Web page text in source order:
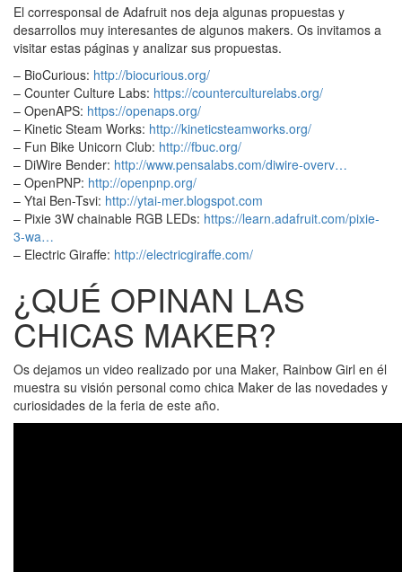
El corresponsal de Adafruit nos deja algunas propuestas y
desarrollos muy interesantes de algunos makers. Os invitamos a
visitar estas páginas y analizar sus propuestas.
– BioCurious: http://biocurious.org/
– Counter Culture Labs: https://counterculturelabs.org/
– OpenAPS: https://openaps.org/
– Kinetic Steam Works: http://kineticsteamworks.org/
– Fun Bike Unicorn Club: http://fbuc.org/
– DiWire Bender: http://www.pensalabs.com/diwire-overv…
– OpenPNP: http://openpnp.org/
– Ytai Ben-Tsvi: http://ytai-mer.blogspot.com
– Pixie 3W chainable RGB LEDs: https://learn.adafruit.com/pixie-
3-wa…
– Electric Giraffe: http://electricgiraffe.com/
¿QUÉ OPINAN LAS
CHICAS MAKER?
Os dejamos un video realizado por una Maker, Rainbow Girl en él
muestra su visión personal como chica Maker de las novedades y
curiosidades de la feria de este año.